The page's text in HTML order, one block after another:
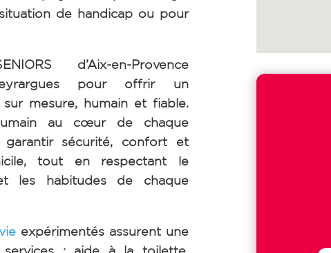
de handicap ou pour
d’Aix-en-Provence
pour offrir un
mesure, humain et fiable.
au cœur de chaque
garantir sécurité, confort et
tout en respectant le
les habitudes de chaque
expérimentés assurent une
: aide à la toilette,